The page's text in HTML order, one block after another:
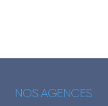
NOS AGENCES